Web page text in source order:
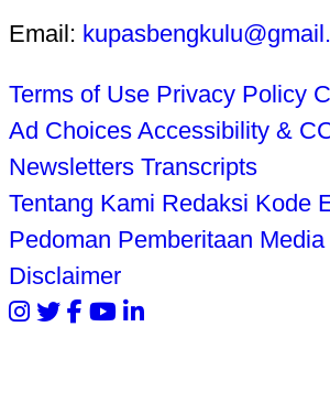
Email:
Terms of Use Privacy Policy
Ad Choices Accessibility &
Newsletters Transcripts
Tentang Kami Redaksi Kode
Pedoman Pemberitaan
Disclaimer